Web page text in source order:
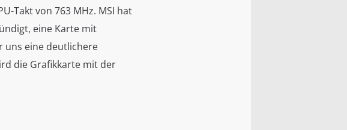
Takt von 763 MHz. MSI hat
eine Karte mit
uns eine deutlichere
die Grafikkarte mit der